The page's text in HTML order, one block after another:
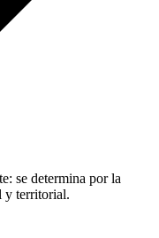
se determina por la
y territorial.